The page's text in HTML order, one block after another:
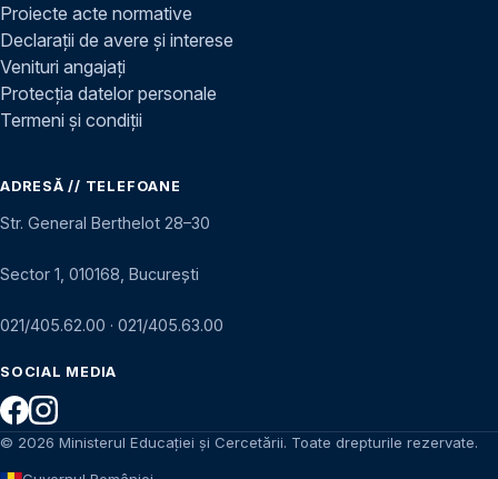
Proiecte acte normative
Declarații de avere și interese
Venituri angajați
Protecția datelor personale
Termeni și condiții
ADRESĂ // TELEFOANE
Str. General Berthelot 28–30
Sector 1, 010168, București
021/405.62.00 · 021/405.63.00
SOCIAL MEDIA
© 2026 Ministerul Educației și Cercetării. Toate drepturile rezervate.